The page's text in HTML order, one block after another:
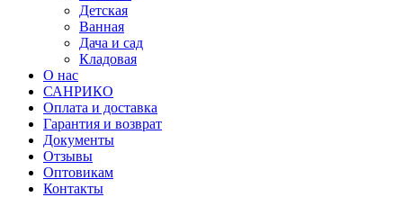
Детская
Ванная
Дача и сад
Кладовая
О нас
САНРИКО
Оплата и доставка
Гарантия и возврат
Документы
Отзывы
Оптовикам
Контакты